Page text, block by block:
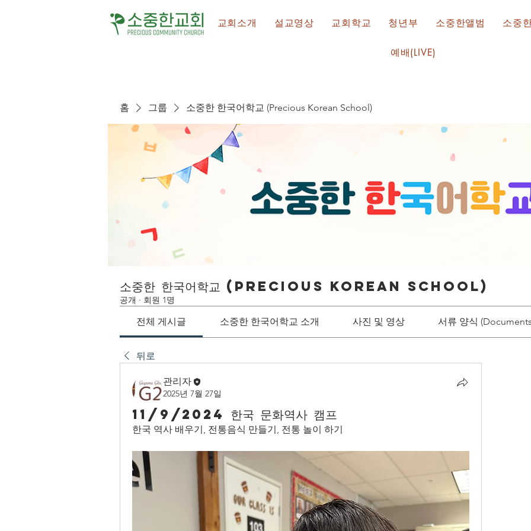
교회소개 설교영상 교회학교 청년부 소중한앨범 소중
예배(LIVE)
홈 그룹 소중한 한국어학교 (Precious Korean School)
소중한 한국어학교 (Precious Korean School)
공개 · 회원 1명
전체 게시글 소중한 한국어학교 소개 사진 및 영상 서류 양식
뒤로
관리자
2025년 7월 27일
11/9/2024 한국 문화역사 캠프
한국 역사 배우기, 전통음식 만들기, 전통 놀이 하기